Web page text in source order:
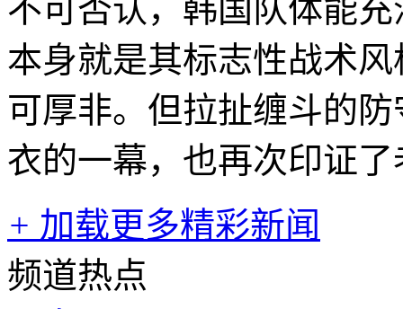
不可否认，韩国队体能
本身就是其标志性战术
可厚非。但拉扯缠斗的
衣的一幕，也再次印证
+ 加载更多精彩新闻
频道热点